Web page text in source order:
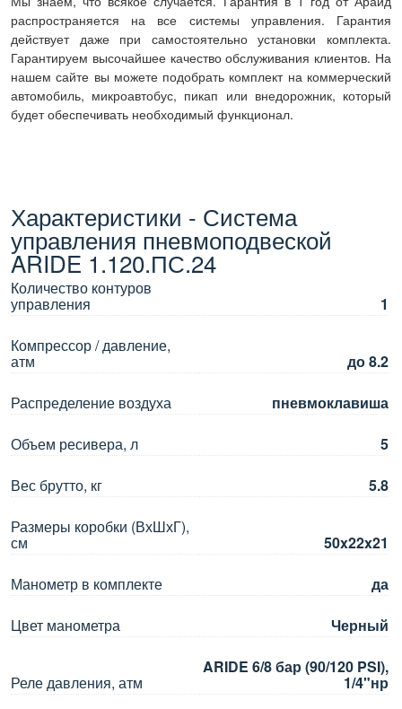
распространяется на все системы управления. Гарантия
действует даже при самостоятельно установки комплекта.
Гарантируем высочайшее качество обслуживания клиентов. На
нашем сайте вы можете подобрать комплект на коммерческий
автомобиль, микроавтобус, пикап или внедорожник, который
будет обеспечивать необходимый функционал.
Характеристики - Система
управления пневмоподвеской
ARIDE 1.120.ПС.24
Количество контуров
управления
1
Компрессор / давление,
атм
до 8.2
Распределение воздуха
пневмоклавиша
Объем ресивера, л
5
Вес брутто, кг
5.8
Размеры коробки (ВхШхГ),
см
50x22x21
Манометр в комплекте
да
Цвет манометра
Черный
Реле давления, атм
ARIDE 6/8 бар (90/120 PSI),
1/4"нр